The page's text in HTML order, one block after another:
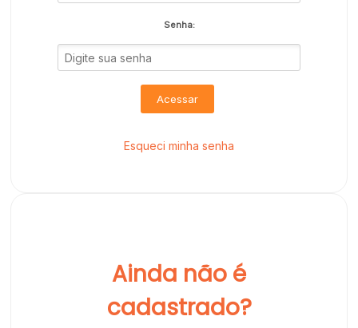
Senha:
Acessar
Esqueci minha senha
Ainda não é
cadastrado?